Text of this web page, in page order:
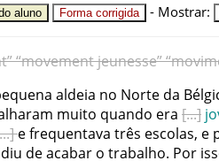
aluno Forma corrigida - Mostrar:
“movementjeunesse”
aldeia no Norte da
muito quando era
efrequentava três escolas, e
deacabar o trabalho. Por